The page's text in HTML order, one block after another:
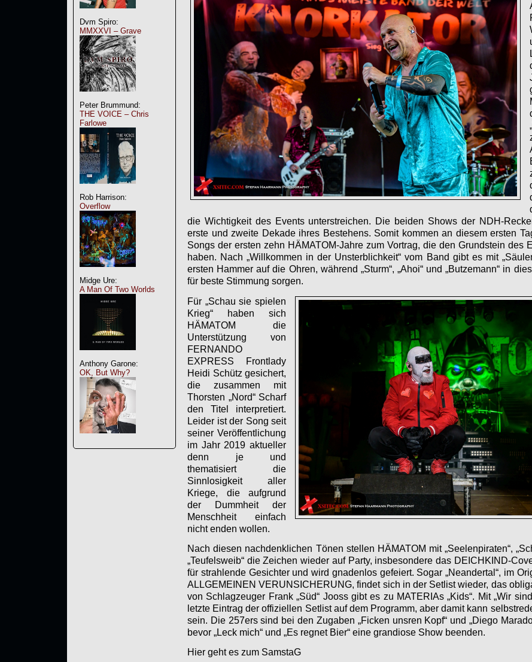
Dvm Spiro:
MMXXVI – Grave
Peter Brummund:
THE VOICE – Chris
Farlowe
Rob Harrison:
Overflow
Midge Ure:
A Man Of Two Worlds
Anthony Garone:
OK, But Why?
die Wichtigkeit des Events unterstreichen. Die beiden Shows der NDH-
erste und zweite Dekade ihres Bestehens. Somit kommen an diesem ersten
Songs der ersten zehn HÄMATOM-Jahre zum Vortrag, die den Grundstein des
haben. Nach „Willkommen in der Unsterblichkeit“ vom Band gibt es mit
ersten Hammer auf die Ohren, während „Sturm“, „Ahoi“ und „Butzemann“ in
für beste Stimmung sorgen.
Für „Schau sie spielen
Krieg“ haben sich
HÄMATOM die
Unterstützung von
FERNANDO
EXPRESS Frontlady
Heidi Schütz gesichert,
die zusammen mit
Thorsten „Nord“ Scharf
den Titel interpretiert.
Leider ist der Song seit
seiner Veröffentlichung
im Jahr 2019 aktueller
denn je und
thematisiert die
Sinnlosigkeit aller
Kriege, die aufgrund
der Dummheit der
Menschheit einfach
nicht enden wollen.
Nach diesen nachdenklichen Tönen stellen HÄMATOM mit „Seelenpiraten“,
„Teufelsweib“ die Zeichen wieder auf Party, insbesondere das DEICHKIND-
für strahlende Gesichter und wird gnadenlos gefeiert. Sogar „Neandertal“, im
ALLGEMEINEN VERUNSICHERUNG, findet sich in der Setlist wieder, das
von Schlagzeuger Frank „Süd“ Jooss gibt es zu MATERIAs „Kids“. Mit „Wir
letzte Eintrag der offiziellen Setlist auf dem Programm, aber damit kann
sein. Die 257ers sind bei den Zugaben „Ficken unsren Kopf“ und „Diego
bevor „Leck mich“ und „Es regnet Bier“ eine grandiose Show beenden.
Hier geht es zum SamstaG